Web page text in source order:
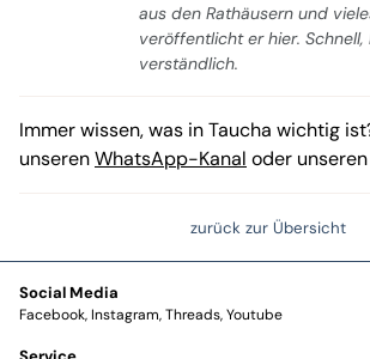
aus den Rathäusern und
veröffentlicht er hier.
verständlich.
Immer wissen, was in Taucha wichtig
unserenWhatsApp-Kanal oder unseren
zurück zur Übersicht
Social Media
Facebook Instagram Threads Youtube